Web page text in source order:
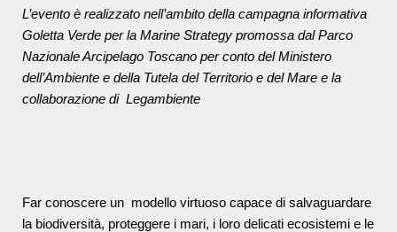
L’evento è realizzato nell’ambito della campagna informativa
Goletta Verde per la Marine Strategy promossa dal Parco
Nazionale Arcipelago Toscano per conto del Ministero
dell’Ambiente e della Tutela del Territorio e del Mare e la
collaborazione di Legambiente
Far conoscere un modello virtuoso capace di salvaguardare
la biodiversità, proteggere i mari, i loro delicati ecosistemi e le